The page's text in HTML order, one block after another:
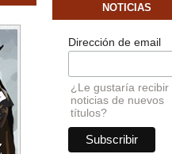
NOTICIAS
Dirección de email
¿Le gustaría recibir
noticias de nuevos
títulos?